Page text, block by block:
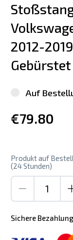
2012-
Auf
€79.80
Produkt auf
(24 Stunden)
Sichere